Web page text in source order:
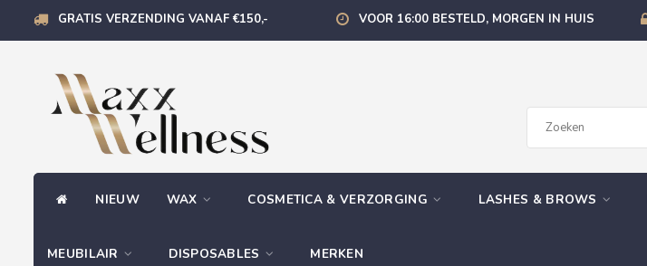
GRATIS VERZENDING VANAF €150,- VOOR 16:00 BESTELD, MORGEN IN HUIS
NIEUW WAX COSMETICA & VERZORGING LASHES & BROWS
MEUBILAIR DISPOSABLES MERKEN